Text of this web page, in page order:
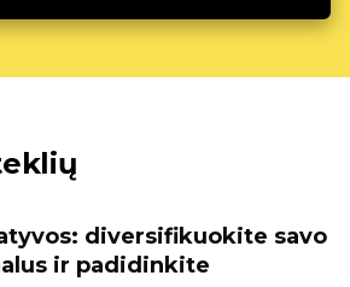
diversifikuokite savo
ir padidinkite